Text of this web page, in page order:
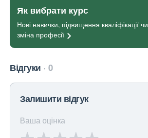
Як вибрати курс
Нові навички, підвищення кваліфікації чи
зміна професії
Відгуки 0
Залишити відгук
Ваша оцінка